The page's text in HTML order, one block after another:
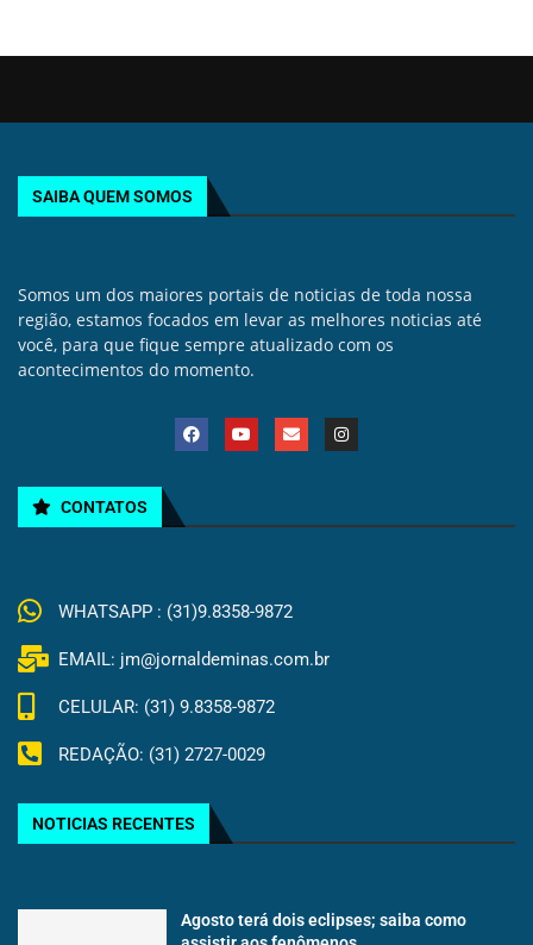
SAIBA QUEM SOMOS
Somos um dos maiores portais de noticias de toda nossa
região, estamos focados em levar as melhores noticias até
você, para que fique sempre atualizado com os
acontecimentos do momento.
CONTATOS
WHATSAPP : (31)9.8358-9872
EMAIL: jm@jornaldeminas.com.br
CELULAR: (31) 9.8358-9872
REDAÇÃO: (31) 2727-0029
NOTICIAS RECENTES
Agosto terá dois eclipses; saiba como